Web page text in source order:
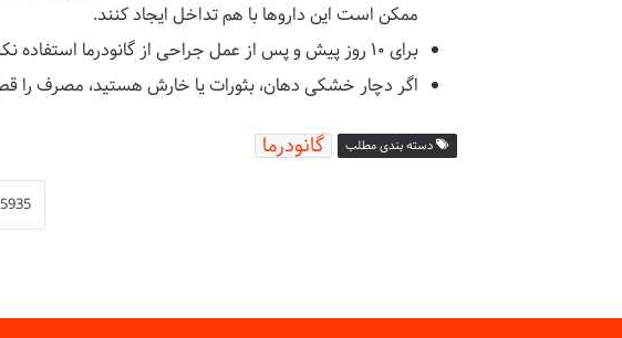
ممکن است این داروها با هم تداخل ایجاد کنند.
برای ۱۰ روز پیش و پس از عمل جراحی از گانودرما استفاده نکنید چون احتمال خونریزی را افزایش می‌دهد.
اگر دچار خشکی دهان، بثورات یا خارش هستید، مصرف را
دسته بندی مطلب گانودرما